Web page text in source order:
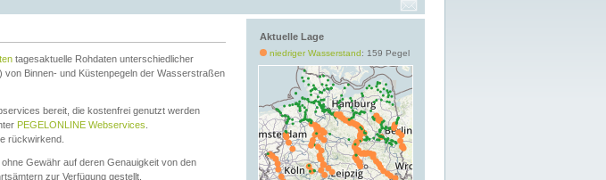
Aktuelle Lage
niedriger Wasserstand: 159 Pegel
tagesaktuelle Rohdaten unterschiedlicher
Binnen- und Küstenpegeln der Wasserstraßen
bereit, die kostenfrei genutzt werden
PEGELONLINE Webservices
rückwirkend.
Gewähr auf deren Genauigkeit von den
zur Verfügung gestellt.